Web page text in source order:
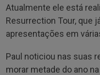
Atualmente ele está
Resurrection Tour, que
apresentações em
Paul noticiou nas suas
morar metade do ano